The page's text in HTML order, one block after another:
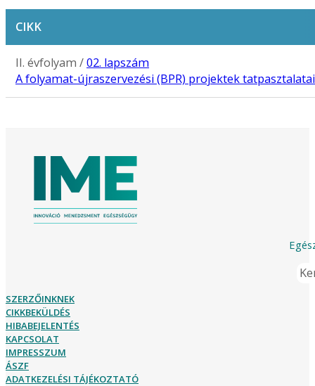
CIKK
II. évfolyam /02. lapszám
A folyamat-újraszervezési (BPR) projektek
SZERZŐINKNEK
CIKKBEKÜLDÉS
HIBABEJELENTÉS
KAPCSOLAT
IMPRESSZUM
ÁSZF
ADATKEZELÉSI TÁJÉKOZTATÓ